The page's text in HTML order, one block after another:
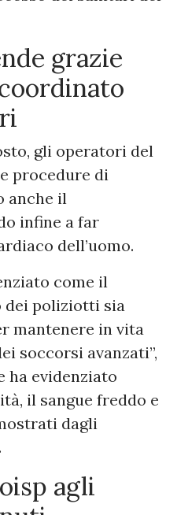
grazie
gli operatori del
procedure di
anche il
infine a far
dell’uomo.
come il
poliziotti sia
mantenere in vita
soccorsi avanzati”,
ha evidenziato
il sangue freddo e
dagli
agli